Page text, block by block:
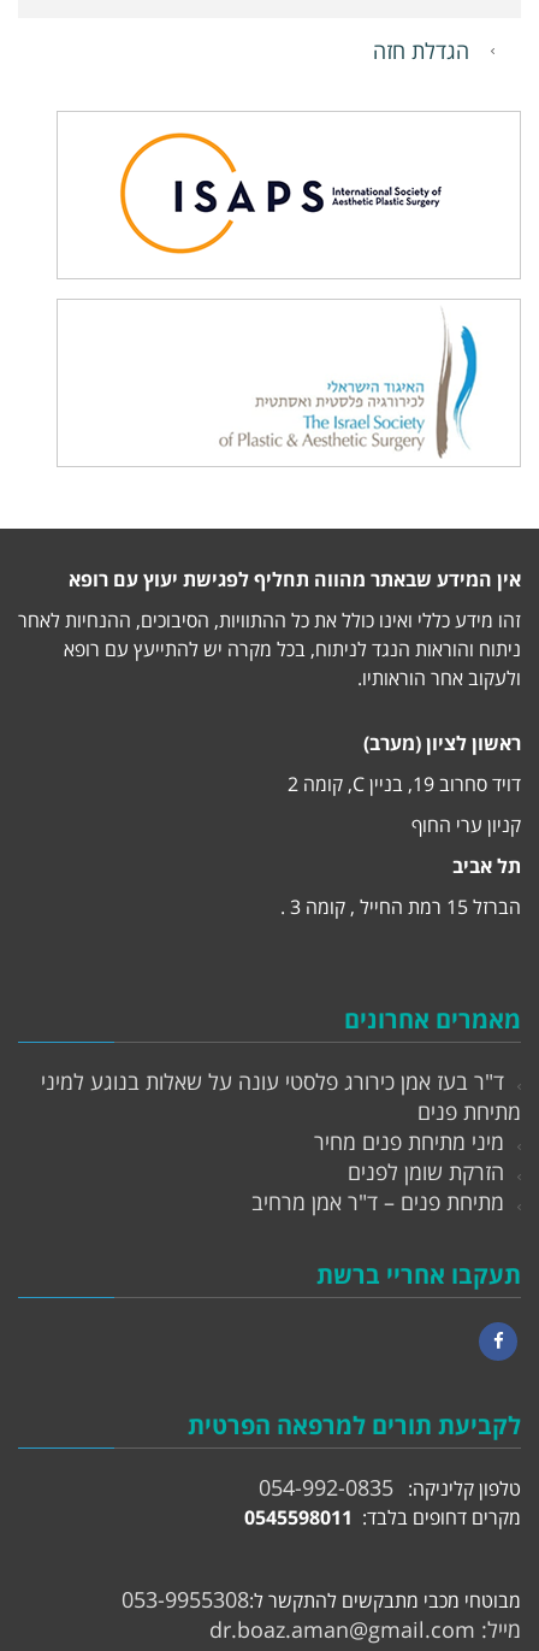
הגדלת חזה
אין המידע שבאתר מהווה תחליף לפגישת יעוץ עם רופא
זהו מידע כללי ואינו כולל את כל ההתוויות, הסיבוכים, ההנחיות לאחר
ניתוח והוראות הנגד לניתוח, בכל מקרה יש להתייעץ עם רופא
ולעקוב אחר הוראותיו.
ראשון לציון (מערב)
דויד סחרוב 19, בניין C, קומה 2
קניון ערי החוף
תל אביב
הברזל 15 רמת החייל , קומה 3 .
מאמרים אחרונים
ד"ר בעז אמן כירורג פלסטי עונה על שאלות בנוגע למיני
מתיחת פנים
מיני מתיחת פנים מחיר
הזרקת שומן לפנים
מתיחת פנים – ד"ר אמן מרחיב
תעקבו אחריי ברשת
לקביעת תורים למרפאה הפרטית
טלפון קליניקה: 054-992-0835
מקרים דחופים בלבד: 0545598011
מבוטחי מכבי מתבקשים להתקשר ל:053-9955308
מייל: dr.boaz.aman@gmail.com